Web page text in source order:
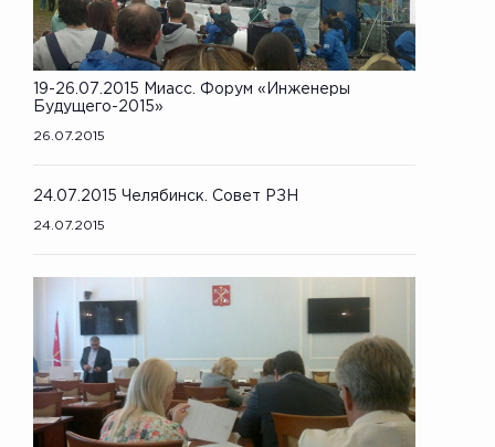
19-26.07.2015 Миасс. Форум «Инженеры
Будущего-2015»
26.07.2015
24.07.2015 Челябинск. Совет РЗН
24.07.2015